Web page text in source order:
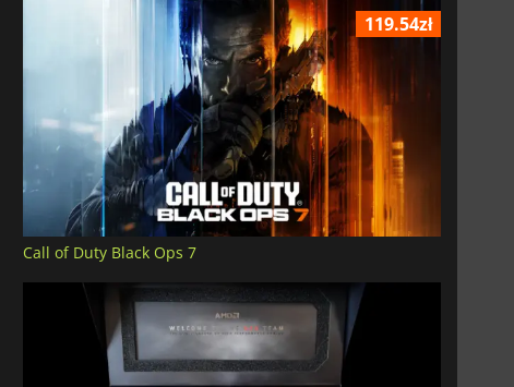
119.54zł
Call of Duty Black Ops 7